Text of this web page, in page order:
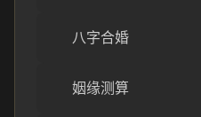
八字合婚
姻缘测算